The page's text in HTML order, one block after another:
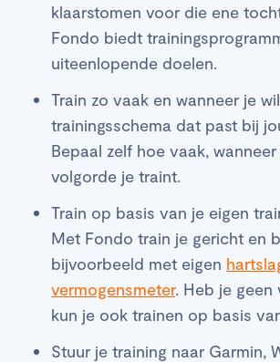
klaarstomen voor die ene
Fondo biedt
uiteenlopende doelen.
Train zo vaak en wanneer je
trainingsschema dat past bij
Bepaal zelf hoe vaak,
volgorde je traint.
Train op basis van je eigen
Met Fondo train je gericht en
bijvoorbeeld met eigen
vermogensmeter. Heb je geen
kun je ook trainen op basis
Stuur je training naar Garmin,